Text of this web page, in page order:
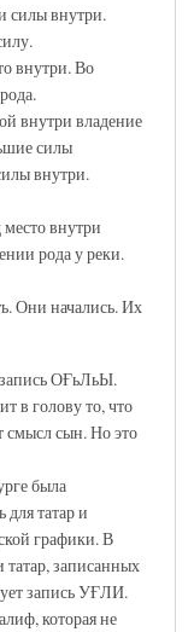
силы внутри.
внутри. Во
внутри владение
силы
внутри.
внутри
рода у реки.
Они начались. Их
ОҒьЛьЫ.
в голову то, что
смысл сын. Но это
была
для татар и
графики. В
записанных
запись УҒЛИ.
которая не